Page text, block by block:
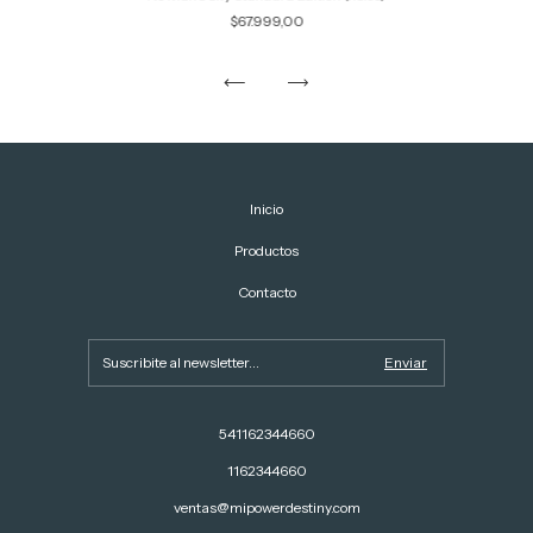
$67.999,00
Inicio
Productos
Contacto
541162344660
1162344660
ventas@mipowerdestiny.com